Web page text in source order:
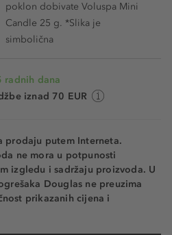
poklon dobivate Voluspa Mini
Candle 25 g. *Slika je
simbolična
radnih dana
iznad 70 EUR
prodaju putem Interneta.
ne mora u potpunosti
izgledu i sadržaju proizvoda. U
Douglas ne preuzima
prikazanih cijena i